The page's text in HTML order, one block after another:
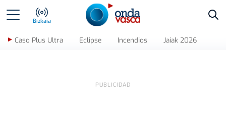
Bizkaia
Caso Plus Ultra Eclipse Incendios Jaiak 2026